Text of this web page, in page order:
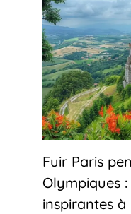
Fuir Paris
Olympiques
inspirantes